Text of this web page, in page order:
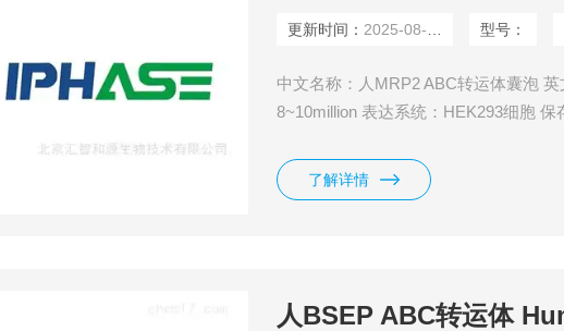
更新时间： 2025-08-11 型号：
中文名称：人MRP2 ABC转运体囊泡
8~10million 表达系统：HEK293细胞
了解详情
人BSEP ABC转运体